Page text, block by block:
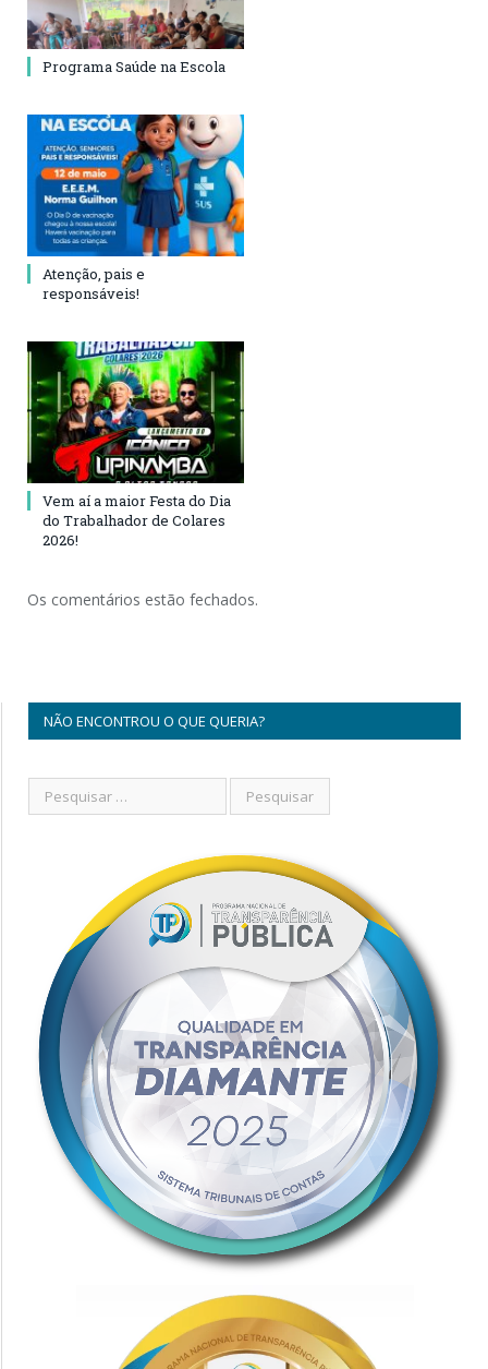
Programa Saúde na Escola
Atenção, pais e
responsáveis!
Vem aí a maior Festa do Dia
do Trabalhador de Colares
2026!
Os comentários estão fechados.
NÃO ENCONTROU O QUE QUERIA?